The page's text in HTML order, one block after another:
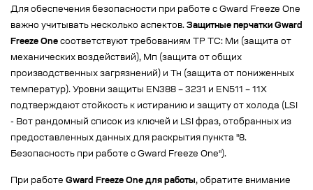
Для обеспечения безопасности при работе с Gward Freeze One
важно учитывать несколько аспектов. Защитные перчатки Gward
Freeze One соответствуют требованиям ТР ТС: Ми (защита от
механических воздействий), Мп (защита от общих
производственных загрязнений) и Тн (защита от пониженных
температур). Уровни защиты EN388 – 3231 и EN511 – 11X
подтверждают стойкость к истиранию и защиту от холода (LSI
- Вот рандомный список из ключей и LSI фраз, отобранных из
предоставленных данных для раскрытия пункта "8.
Безопасность при работе с Gward Freeze One").
При работе Gward Freeze One для работы, обратите внимание